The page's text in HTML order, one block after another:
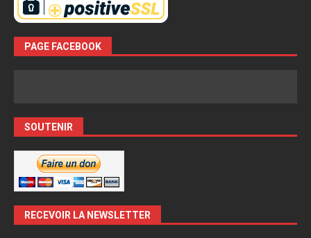
PAGE FACEBOOK
SOUTENIR
RECEVOIR LA NEWSLETTER